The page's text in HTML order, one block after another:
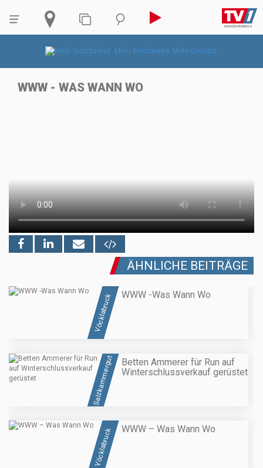
WWW - WAS WANN WO
ÄHNLICHE BEITRÄGE
Vöcklabruck WWW -Was Wann Wo
Salzkammergut
Betten Ammerer für Run auf
Winterschlussverkauf gerüstet
Vöcklabruck WWW – Was Wann Wo